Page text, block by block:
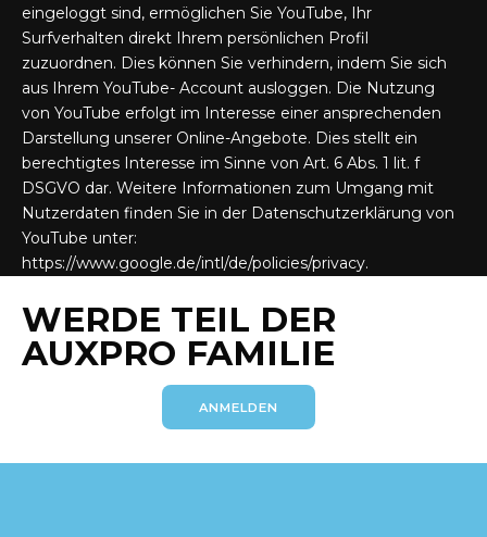
eingeloggt sind, ermöglichen Sie YouTube, Ihr
Surfverhalten direkt Ihrem persönlichen Profil
zuzuordnen. Dies können Sie verhindern, indem Sie sich
aus Ihrem YouTube- Account ausloggen. Die Nutzung
von YouTube erfolgt im Interesse einer ansprechenden
Darstellung unserer Online-Angebote. Dies stellt ein
berechtigtes Interesse im Sinne von Art. 6 Abs. 1 lit. f
DSGVO dar. Weitere Informationen zum Umgang mit
Nutzerdaten finden Sie in der Datenschutzerklärung von
YouTube unter:
https://www.google.de/intl/de/policies/privacy.
WERDE TEIL DER
AUXPRO FAMILIE
ANMELDEN